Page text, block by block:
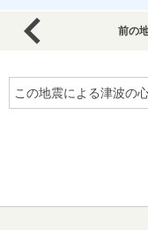
前の
この地震による津波の